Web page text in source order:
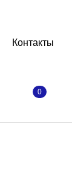
Контакты
0